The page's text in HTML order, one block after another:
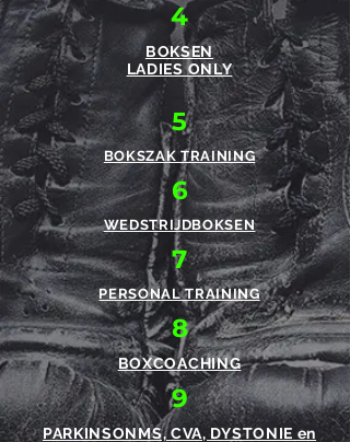
4
BOKSEN
LADIES ONLY
5
BOKSZAK TRAINING
6
WEDSTRIJDBOKSEN
7
PERSONAL TRAINING
8
BOXCOACHING
9
PARKINSONMS, CVA, DYSTONIE en